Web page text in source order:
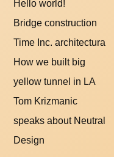
Hello world!
Bridge construction
Time Inc. architectura
How we built big
yellow tunnel in LA
Tom Krizmanic
speaks about Neutral
Design